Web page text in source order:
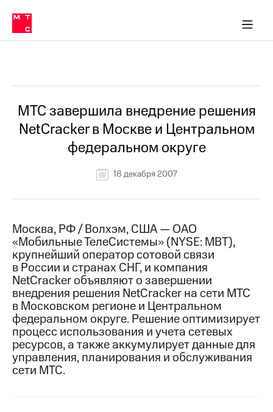
Медиа-центр
и акционерам
Устойчивое развитие
Комплаенс и деловая этика
компании
Карьера
История
компании
Руководство
информация
Контакты
Медиа-центр
Пресс-
релизы
МТС
о технологиях
Достижения
Интервью
Финансовая
в МТС
Пресс-
релизы
МТС
о технологиях
МТС завершила внедрение решения
NetCracker в Москве и Центральном
федеральном округе
18 декабря 2007
Москва, РФ / Волхэм, США — ОАО
«Мобильные ТелеCистемы» (NYSE: MBT),
крупнейший оператор сотовой связи
в России и странах СНГ, и компания
NetCracker объявляют о завершении
внедрения решения NetCracker на сети МТС
в Московском регионе и Центральном
федеральном округе. Решение оптимизирует
процесс использования и учета сетевых
ресурсов, а также аккумулирует данные для
управления, планирования и обслуживания
сети МТС.